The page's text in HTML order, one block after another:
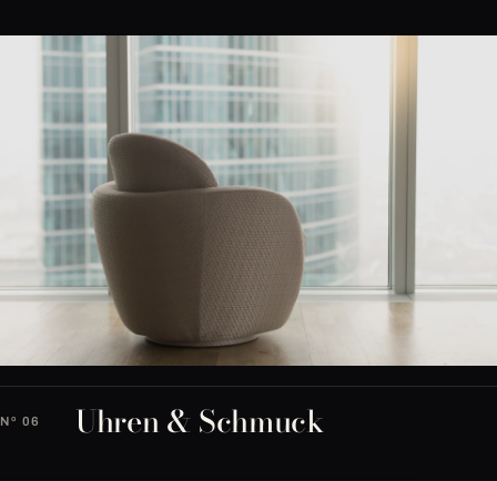
Nº 06 Uhren & Schmuck